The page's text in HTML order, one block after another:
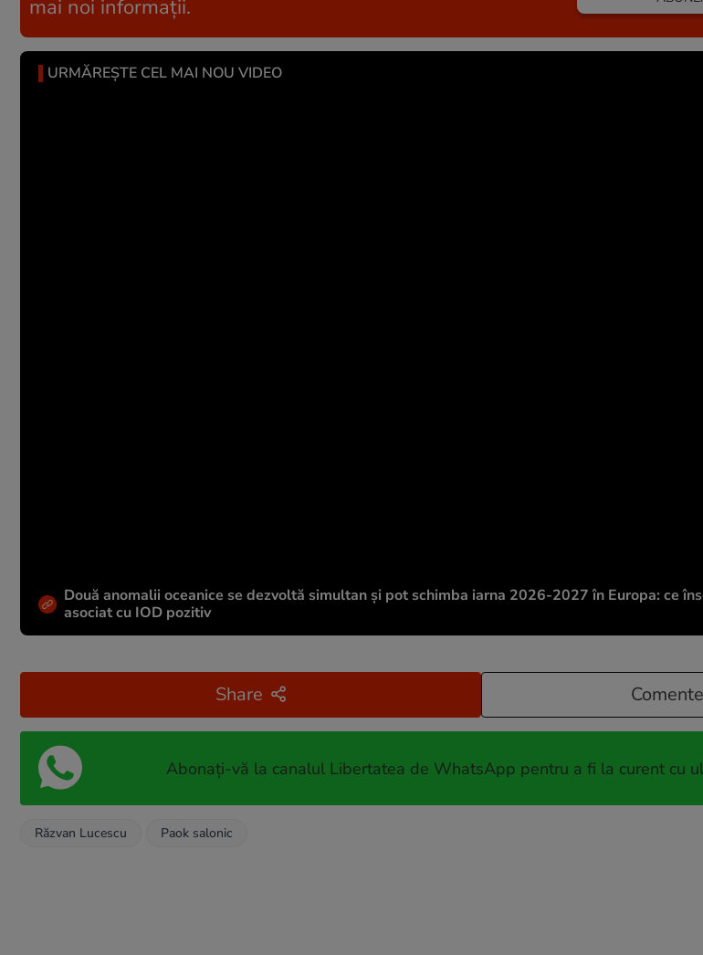
mai noi informații.
URMĂREȘTE CEL MAI NOU VIDEO
Două anomalii oceanice se dezvoltă simultan și pot schimba iarna 2026-2027 în Europa: ce
asociat cu IOD pozitiv
Share
Abonați-vă la canalul Libertatea de WhatsApp pentru a fi la curent cu
Răzvan Lucescu Paok salonic